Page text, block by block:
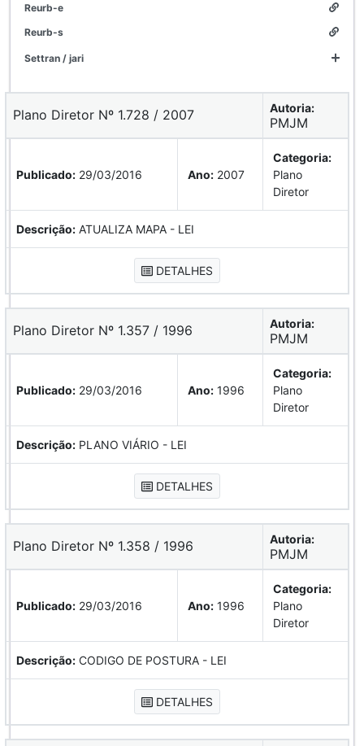
reurb-e
reurb-s
settran / jari
Plano Diretor Nº 1.728 / 2007 Autoria:
PMJM
Publicado: 29/03/2016 Ano: 2007
Categoria:
Plano
Diretor
Descrição: ATUALIZA MAPA - LEI
DETALHES
Plano Diretor Nº 1.357 / 1996 Autoria:
PMJM
Publicado: 29/03/2016 Ano: 1996
Categoria:
Plano
Diretor
Descrição: PLANO VIÁRIO - LEI
DETALHES
Plano Diretor Nº 1.358 / 1996 Autoria:
PMJM
Publicado: 29/03/2016 Ano: 1996
Categoria:
Plano
Diretor
Descrição: CODIGO DE POSTURA - LEI
DETALHES